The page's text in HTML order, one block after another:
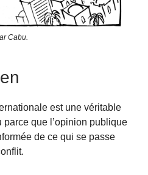
Cabu.
est une véritable
que l’opinion publique
de ce qui se passe